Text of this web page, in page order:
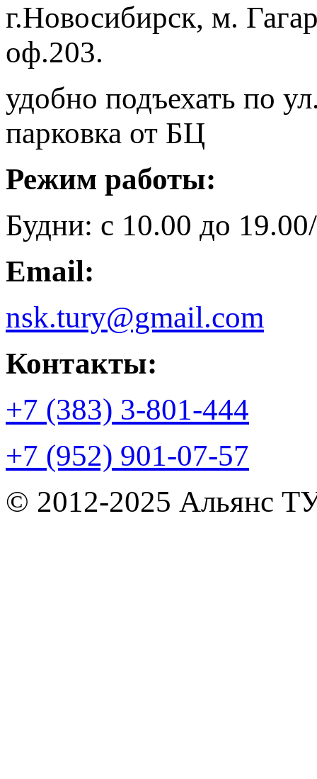
г.Новосибирск, м.
оф.203.
удобно подъехать по
парковка от БЦ
Режим работы:
Будни: с 10.00 до
Email:
nsk.tury@gmail.com
Контакты:
+7 (383) 3-801-444
+7 (952) 901-07-57
© 2012-2025 Альянс